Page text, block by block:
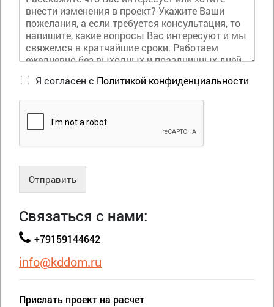
Я согласен с Политикой конфиденциальности
Отправить
Связаться с нами:
+79159144642
info@kddom.ru
Прислать проект на расчет